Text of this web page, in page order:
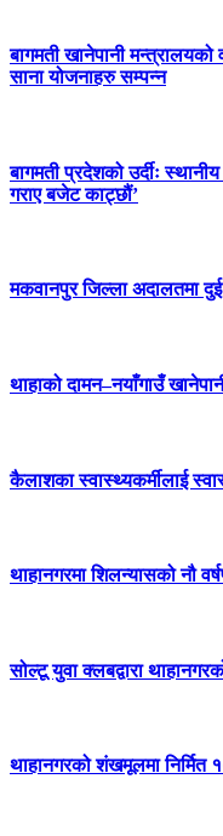
बागमती खानेपानी मन्त्रालयको
साना योजनाहरु सम्पन्न
बागमती प्रदेशको उर्दीः
गराए बजेट काट्छौं’
मकवानपुर जिल्ला अदालतमा दुई
थाहाको दामन–नयाँगाउँ
कैलाशका स्वास्थ्यकर्मीलाई
थाहानगरमा शिलन्यासको नौ
सोल्टू युवा क्लबद्वारा
थाहानगरको शंखमूलमा निर्मित